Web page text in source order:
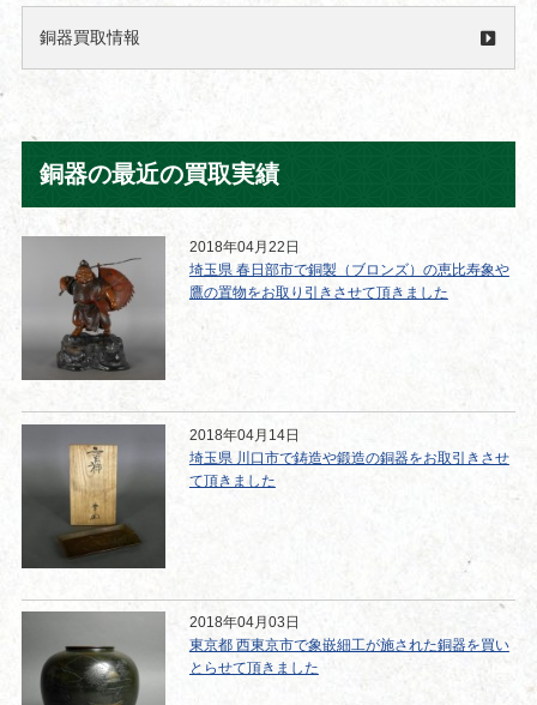
銅器買取情報
銅器の最近の買取実績
2018年04月22日
埼玉県 春日部市で銅製（ブロンズ）の恵比寿象や
鷹の置物をお取り引きさせて頂きました
2018年04月14日
埼玉県 川口市で鋳造や鍛造の銅器をお取引きさせ
て頂きました
2018年04月03日
東京都 西東京市で象嵌細工が施された銅器を買い
とらせて頂きました